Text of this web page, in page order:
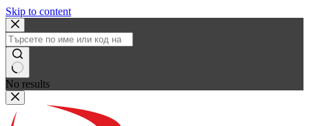
Skip to content
No results